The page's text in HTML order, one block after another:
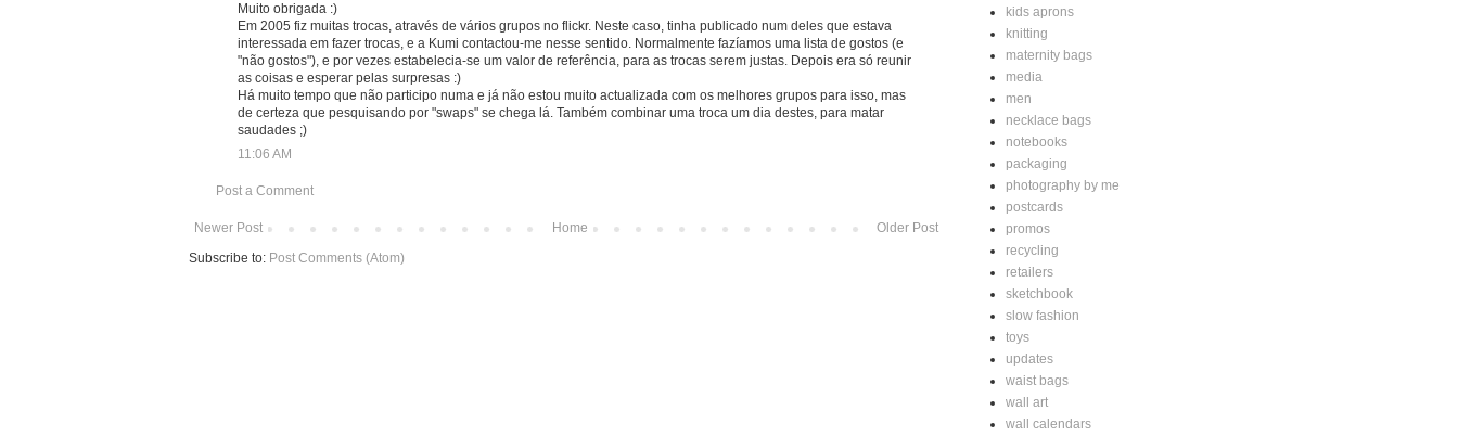
Muito obrigada :)
Em 2005 fiz muitas trocas, através de vários grupos no flickr. Neste caso, tinha publicado num deles que estava
interessada em fazer trocas, e a Kumi contactou-me nesse sentido. Normalmente fazíamos uma lista de gostos (e
"não gostos"), e por vezes estabelecia-se um valor de referência, para as trocas serem justas. Depois era só reunir
as coisas e esperar pelas surpresas :)
Há muito tempo que não participo numa e já não estou muito actualizada com os melhores grupos para isso, mas
de certeza que pesquisando por "swaps" se chega lá. Também combinar uma troca um dia destes, para matar
saudades ;)
11:06 AM
Post a Comment
Newer Post Older Post
Home
Subscribe to: Post Comments (Atom)
kids aprons
knitting
maternity bags
media
men
necklace bags
notebooks
packaging
photography by me
postcards
promos
recycling
retailers
sketchbook
slow fashion
toys
updates
waist bags
wall art
wall calendars